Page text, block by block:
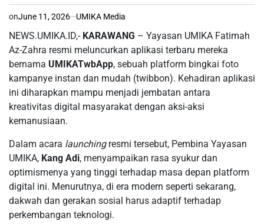
onJune 11, 2026 UMIKA Media
NEWS.UMIKA.ID,- KARAWANG – Yayasan UMIKA Fatimah
Az-Zahra resmi meluncurkan aplikasi terbaru mereka
bernama UMIKATwbApp, sebuah platform bingkai foto
kampanye instan dan mudah (twibbon). Kehadiran aplikasi
ini diharapkan mampu menjadi jembatan antara
kreativitas digital masyarakat dengan aksi-aksi
kemanusiaan.
Dalam acara launchingresmi tersebut, Pembina Yayasan
UMIKA, Kang Adi, menyampaikan rasa syukur dan
optimismenya yang tinggi terhadap masa depan platform
digital ini. Menurutnya, di era modern seperti sekarang,
dakwah dan gerakan sosial harus adaptif terhadap
perkembangan teknologi.